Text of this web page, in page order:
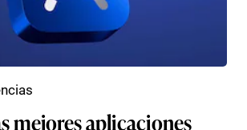
mejores aplicaciones